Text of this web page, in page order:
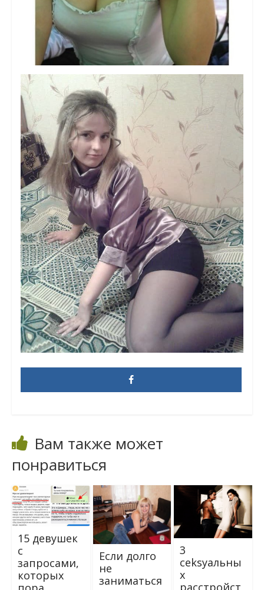
Вам также может
понравиться
15 девушек
с
запросами,
которых
Если долго
не
заниматься
3
сеksуальны
x
расстройст